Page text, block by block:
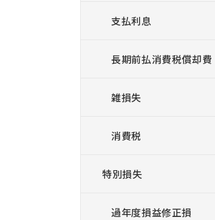
支払利息
長期前払消費税償却費
雑損失
消費税
特別損失
過年度損益修正損